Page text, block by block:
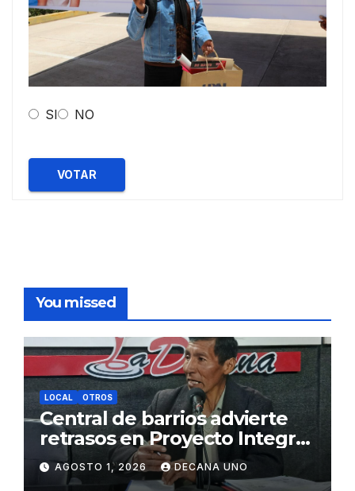
SI NO
VOTAR
You missed
LOCAL OTROS
Central de barrios advierte
retrasos en Proyecto Integral
de Agua y Alcantarillado para
Juliaca
AGOSTO 1, 2026 DECANA UNO